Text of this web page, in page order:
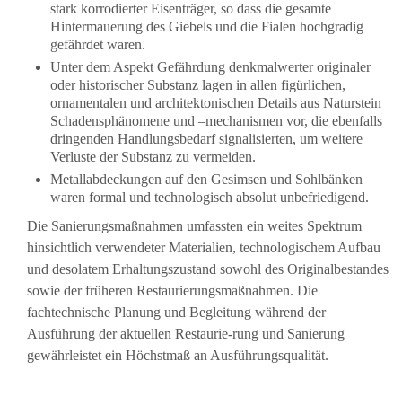
stark korrodierter Eisenträger, so dass die gesamte
Hintermauerung des Giebels und die Fialen hochgradig
gefährdet waren.
Unter dem Aspekt Gefährdung denkmalwerter originaler
oder historischer Substanz lagen in allen figürlichen,
ornamentalen und architektonischen Details aus Naturstein
Schadensphänomene und –mechanismen vor, die ebenfalls
dringenden Handlungsbedarf signalisierten, um weitere
Verluste der Substanz zu vermeiden.
Metallabdeckungen auf den Gesimsen und Sohlbänken
waren formal und technologisch absolut unbefriedigend.
Die Sanierungsmaßnahmen umfassten ein weites Spektrum
hinsichtlich verwendeter Materialien, technologischem Aufbau
und desolatem Erhaltungszustand sowohl des Originalbestandes
sowie der früheren Restaurierungsmaßnahmen. Die
fachtechnische Planung und Begleitung während der
Ausführung der aktuellen Restaurie-rung und Sanierung
gewährleistet ein Höchstmaß an Ausführungsqualität.